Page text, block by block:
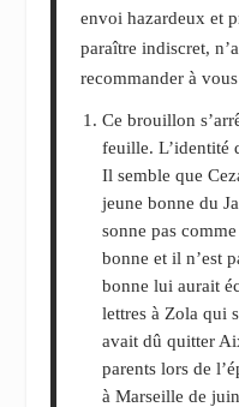
envoi hazardeux et
paraître indiscret,
recommander à
Ce brouillon
feuille. L’identité
Il semble que
jeune bonne du
sonne pas
bonne et il n’est
bonne lui aurait
lettres à Zola qui
avait dû quitter
parents lors de
à Marseille de